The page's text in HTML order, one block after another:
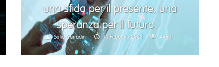
una sfida per il presente, una
speranza per il futuro
Sofia Corradin 10 Febbraio 2023 4460